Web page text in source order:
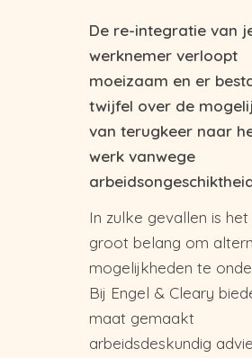
De re-integratie van
werknemer verloopt
moeizaam en er
twijfel over de
van terugkeer naar
werk vanwege
In zulke gevallen is het
groot belang om
mogelijkheden te
Bij Engel & Cleary
maat gemaakt
arbeidsdeskundig